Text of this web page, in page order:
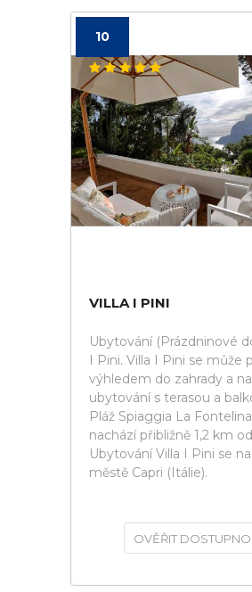
10
VILLA I PINI
Ubytování (Prázdninové
I Pini. Villa I Pini se může
výhledem do zahrady a
ubytování s terasou a
Pláž Spiaggia La
nachází přibližně 1,2 km
Ubytování Villa I Pini se
městě Capri (Itálie).
OVĚŘIT